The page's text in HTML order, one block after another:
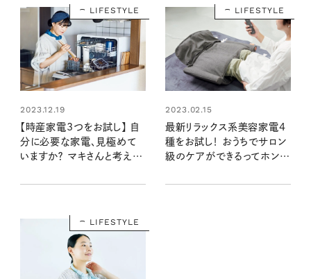
LIFESTYLE
2023.12.19
【時産家電3つをお試し】 自
分に必要な家電、見極めて
いますか？ マキさんと考える
LIFESTYLE
2023.02.15
最新リラックス系美容家電4
種をお試し！ おうちでサロン
級のケアができるってホン
2022】
LIFESTYLE